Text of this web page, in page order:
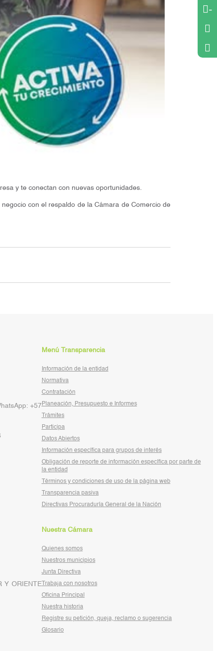
y te conectan con nuevas oportunidades.
con el respaldo de la Cámara de Comercio de
-
+57
Y ORIENTE
Menú Transparencia
Información de la entidad
Normativa
Contratación
Planeación, Presupuesto e Informes
Trámites
Participa
Datos Abiertos
Información específica para grupos de interés
Obligación de reporte de información específica por parte de
la entidad
Términos y condiciones de uso de la página web
Transparencia pasiva
Directivas Procuraduría General de la Nación
Nuestra Cámara
Quienes somos
Nuestros municipios
Junta Directiva
Trabaja con nosotros
Oficina Principal
Nuestra historia
Registre su petición, queja, reclamo o sugerencia
Glosario